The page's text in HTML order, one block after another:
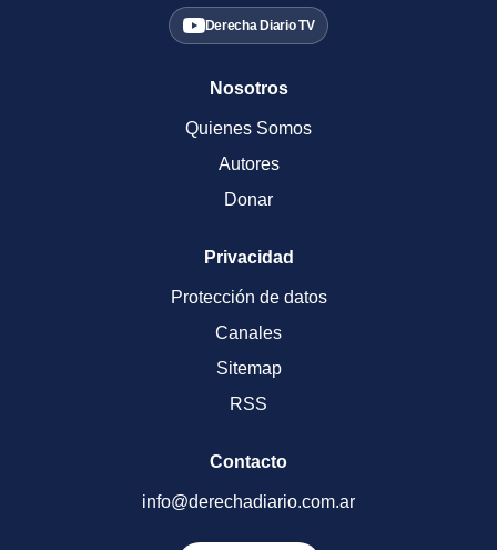
Derecha Diario TV
Nosotros
Quienes Somos
Autores
Donar
Privacidad
Protección de datos
Canales
Sitemap
RSS
Contacto
info@derechadiario.com.ar